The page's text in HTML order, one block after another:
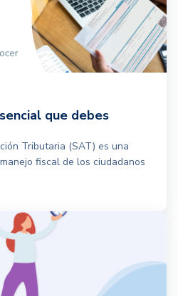
que debes
Tributaria (SAT) es una
fiscal de los ciudadanos